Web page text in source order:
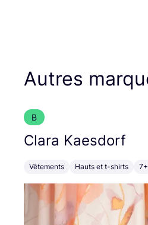
Autres
B
Clara Kaesdorf
Vêtements Hauts et t-shirts 7+